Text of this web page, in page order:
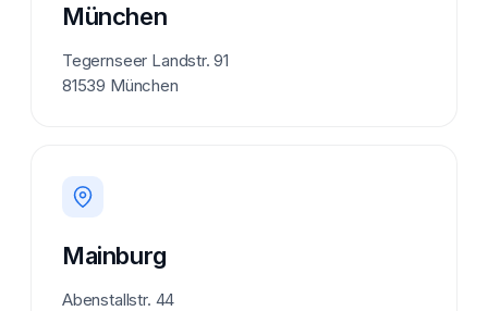
München
Tegernseer Landstr. 91
81539 München
Mainburg
Abenstallstr. 44